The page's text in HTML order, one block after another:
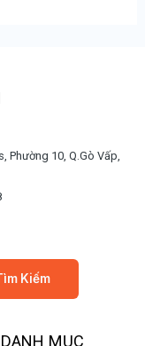
Phường 10, Q.Gò Vấp,
Kiếm
DANH MỤC